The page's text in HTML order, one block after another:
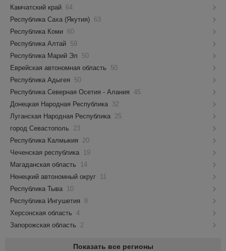
Камчатский край 64
Республика Саха (Якутия) 63
Республика Коми 60
Республика Алтай 59
Республика Марий Эл
50
Еврейская автономная область
50
Республика Адыгея
50
Республика Северная Осетия - Алания 45
Донецкая Народная Республика 32
Луганская Народная Республика 25
город Севастополь
23
Республика Калмыкия
20
Чеченская республика 19
Магаданская область
14
Ненецкий автономный округ 11
Республика Тыва 10
Республика Ингушетия
8
Херсонская область 4
Запорожская область
2
Показать все регионы